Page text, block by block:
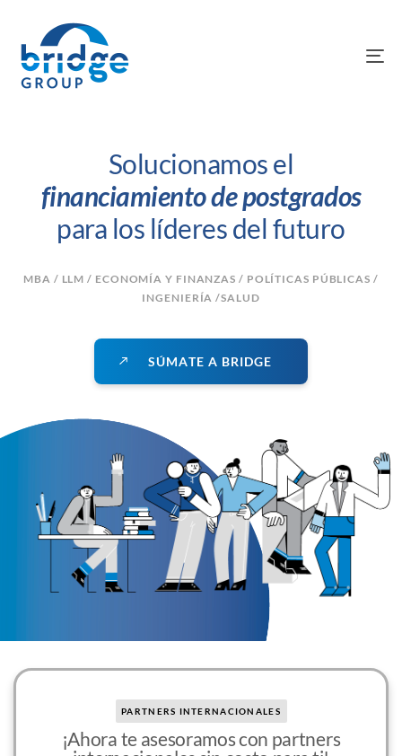
Solucionamos el
financiamiento de postgrados
para los líderes del futuro
MBA / LLM / ECONOMÍA Y FINANZAS / POLÍTICAS PÚBLICAS /
INGENIERÍA /SALUD
SÚMATE A BRIDGE
PARTNERS INTERNACIONALES
¡Ahora te asesoramos con partners